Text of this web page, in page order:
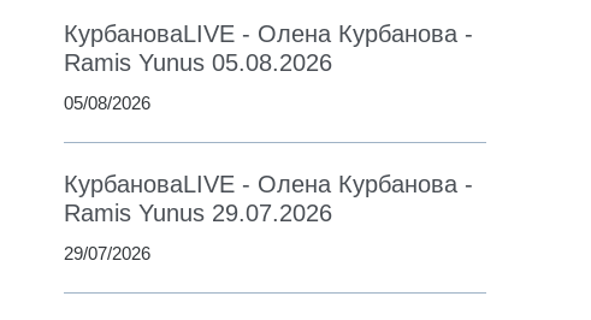
КурбановаLIVE - Олена Курбанова -
Ramis Yunus 05.08.2026
05/08/2026
КурбановаLIVE - Олена Курбанова -
Ramis Yunus 29.07.2026
29/07/2026